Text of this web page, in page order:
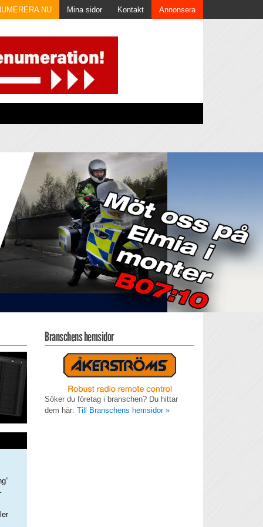
NU Mina sidor Kontakt Annonsera
Branschens hemsidor
Söker du företag i branschen? Du hittar
dem här: Till Branschens hemsidor »